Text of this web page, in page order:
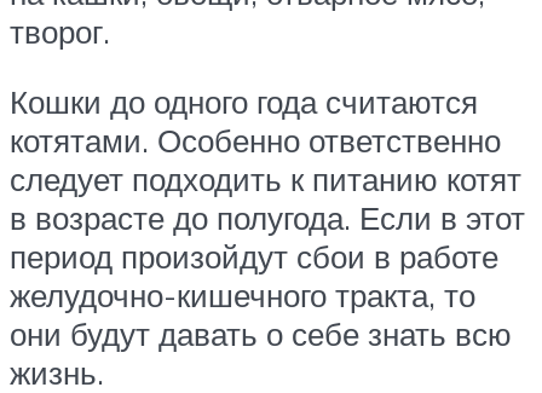
творог.
Кошки до одного года считаются
котятами. Особенно ответственно
следует подходить к питанию котят
в возрасте до полугода. Если в этот
период произойдут сбои в работе
желудочно-кишечного тракта, то
они будут давать о себе знать всю
жизнь.